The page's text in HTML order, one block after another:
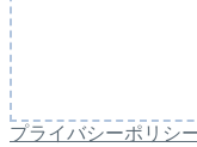
プライバシーポリシ